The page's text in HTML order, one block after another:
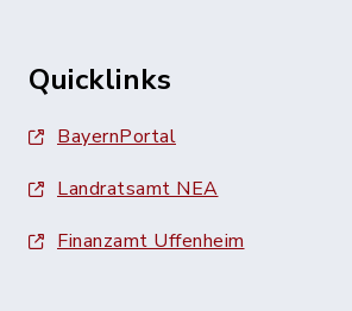
Quicklinks
BayernPortal
Landratsamt NEA
Finanzamt Uffenheim